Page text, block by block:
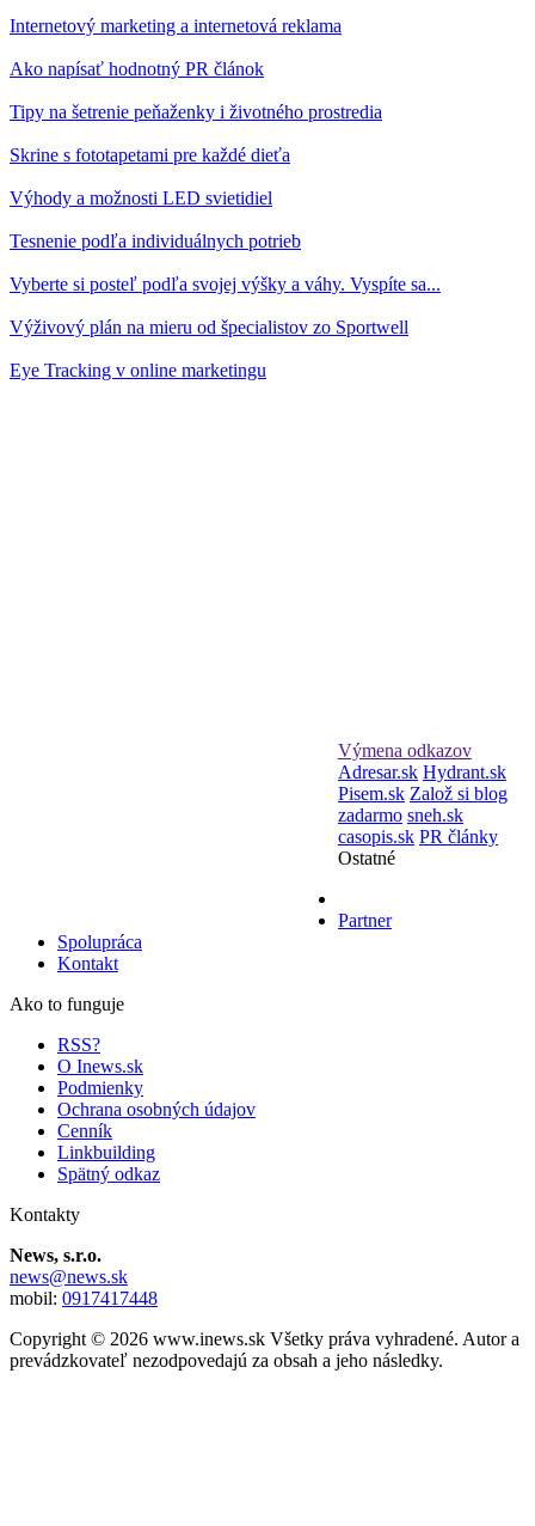
Internetový marketing a internetová reklama
Ako napísať hodnotný PR článok
Tipy na šetrenie peňaženky i životného prostredia
Skrine s fototapetami pre každé dieťa
Výhody a možnosti LED svietidiel
Tesnenie podľa individuálnych potrieb
Vyberte si posteľ podľa svojej výšky a váhy. Vyspíte sa...
Výživový plán na mieru od špecialistov zo Sportwell
Eye Tracking v online marketingu
Výmena odkazov
Adresar.sk Hydrant.sk
Pisem.sk Založ si blog
zadarmo sneh.sk
casopis.sk PR články
Ostatné
Partner
Spolupráca
Kontakt
Ako to funguje
RSS?
O Inews.sk
Podmienky
Ochrana osobných údajov
Cenník
Linkbuilding
Spätný odkaz
Kontakty
News, s.r.o.
news@news.sk
mobil: 0917417448
Copyright © 2026 www.inews.sk Všetky práva vyhradené. Autor a
prevádzkovateľ nezodpovedajú za obsah a jeho následky.